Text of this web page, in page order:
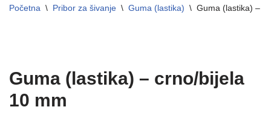
Početna \ Pribor za šivanje \ Guma (lastika) \ Guma (lastika) –
Guma (lastika) – crno/bijela
10 mm